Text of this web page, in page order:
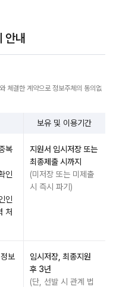
안내
체결한 계약으로 정보주체의 동의없
보유 및 이용기간
복
인
인
처
지원서 임시저장 또는
최종제출 시까지
(미저장 또는 미제출
시 즉시 파기)
보
임시저장, 최종지원
후 3년
(단, 선발 시 관계 법